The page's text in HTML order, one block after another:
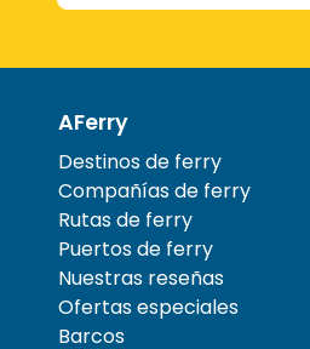
AFerry
Destinos de ferry
Compañías de ferry
Rutas de ferry
Puertos de ferry
Nuestras reseñas
Ofertas especiales
Barcos